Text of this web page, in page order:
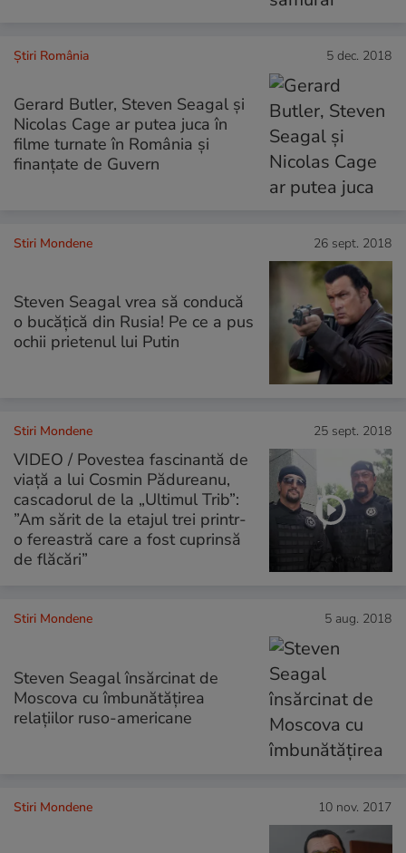
Știri România 5 dec. 2018
Gerard Butler, Steven Seagal şi
Nicolas Cage ar putea juca în
filme turnate în România și
finanțate de Guvern
Stiri Mondene 26 sept. 2018
Steven Seagal vrea să conducă
o bucățică din Rusia! Pe ce a pus
ochii prietenul lui Putin
Stiri Mondene 25 sept. 2018
VIDEO / Povestea fascinantă de
viață a lui Cosmin Pădureanu,
cascadorul de la „Ultimul Trib”:
”Am sărit de la etajul trei printr-
o fereastră care a fost cuprinsă
de flăcări”
Stiri Mondene 5 aug. 2018
Steven Seagal însărcinat de
Moscova cu îmbunătățirea
relațiilor ruso-americane
Stiri Mondene 10 nov. 2017